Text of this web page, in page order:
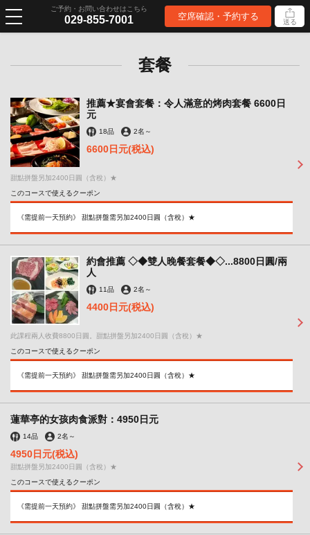
ご予約・お問い合わせはこちら
029-855-7001 空席確認・予約する 送る
套餐
推薦★宴會套餐：令人滿意的烤肉套餐 6600日
元
18品 2名 ～
6600日元(税込)
甜點拼盤另加2400日圓（含稅）★
このコースで使えるクーポン
《需提前一天預約》 甜點拼盤需另加2400日圓（含稅）★
約會推薦 ◇◆雙人晚餐套餐◆◇...8800日圓/兩
人
11品 2名 ～
4400日元(税込)
此課程兩人收費8800日圓。甜點拼盤另加2400日圓（含稅）★
このコースで使えるクーポン
《需提前一天預約》 甜點拼盤需另加2400日圓（含稅）★
蓮華亭的女孩肉食派對：4950日元
14品 2名 ～
4950日元(税込)
甜點拼盤另加2400日圓（含稅）★
このコースで使えるクーポン
《需提前一天預約》 甜點拼盤需另加2400日圓（含稅）★